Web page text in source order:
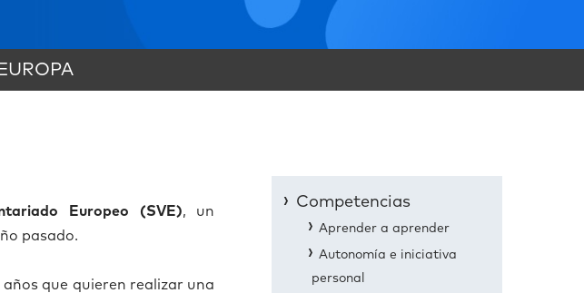
Europeo (SVE), un
ño pasado.
años que quieren realizar una
Competencias
Aprender a aprender
Autonomía e iniciativa
personal